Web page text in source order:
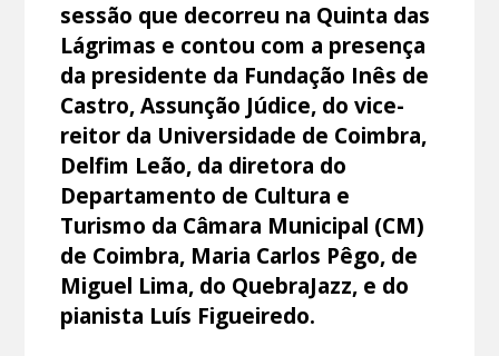
sessão que decorreu na Quinta das
Lágrimas e contou com a presença
da presidente da Fundação Inês de
Castro, Assunção Júdice, do vice-
reitor da Universidade de Coimbra,
Delfim Leão, da diretora do
Departamento de Cultura e
Turismo da Câmara Municipal (CM)
de Coimbra, Maria Carlos Pêgo, de
Miguel Lima, do QuebraJazz, e do
pianista Luís Figueiredo.